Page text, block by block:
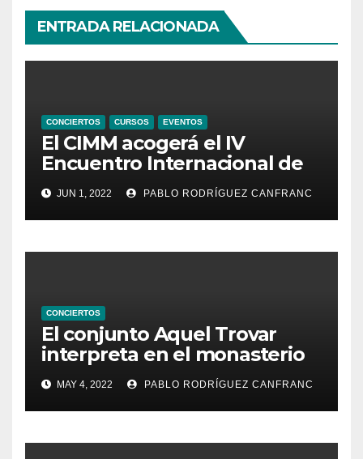
ENTRADA RELACIONADA
CONCIERTOS CURSOS EVENTOS
El CIMM acogerá el IV
Encuentro Internacional de
Ministriles
JUN 1, 2022 PABLO RODRÍGUEZ CANFRANC
CONCIERTOS
El conjunto Aquel Trovar
interpreta en el monasterio
de Santa María de la
Valldigna las cantigas de
Alfonso X el Sabio
MAY 4, 2022 PABLO RODRÍGUEZ CANFRANC